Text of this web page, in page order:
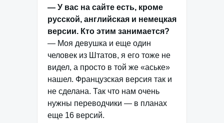
— У вас на сайте есть, кроме
русской, английская и немецкая
версии. Кто этим занимается?
— Моя девушка и еще один
человек из Штатов, я его тоже не
видел, а просто в той же «аське»
нашел. Французская версия так и
не сделана. Так что нам очень
нужны переводчики — в планах
еще 16 версий.